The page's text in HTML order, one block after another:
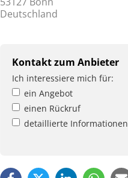
Deutschland
Kontakt zum Anbieter
Ich interessiere mich für:
ein Angebot
einen Rückruf
detaillierte Informationen